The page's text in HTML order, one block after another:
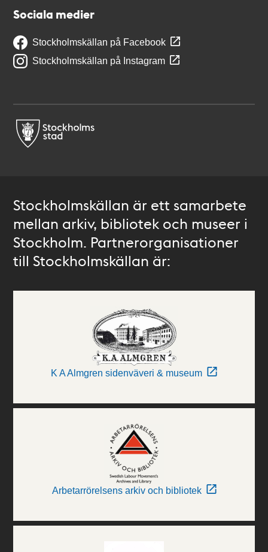
Sociala medier
Stockholmskällan på Facebook
Stockholmskällan på Instagram
Stockholmskällan är ett samarbete
mellan arkiv, bibliotek och museer i
Stockholm. Partnerorganisationer
till Stockholmskällan är:
K A Almgren sidenväveri & museum
Arbetarrörelsens arkiv och bibliotek